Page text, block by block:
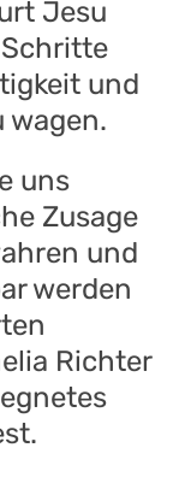
Jesu
und
wagen.
uns
Zusage
und
werden
Richter